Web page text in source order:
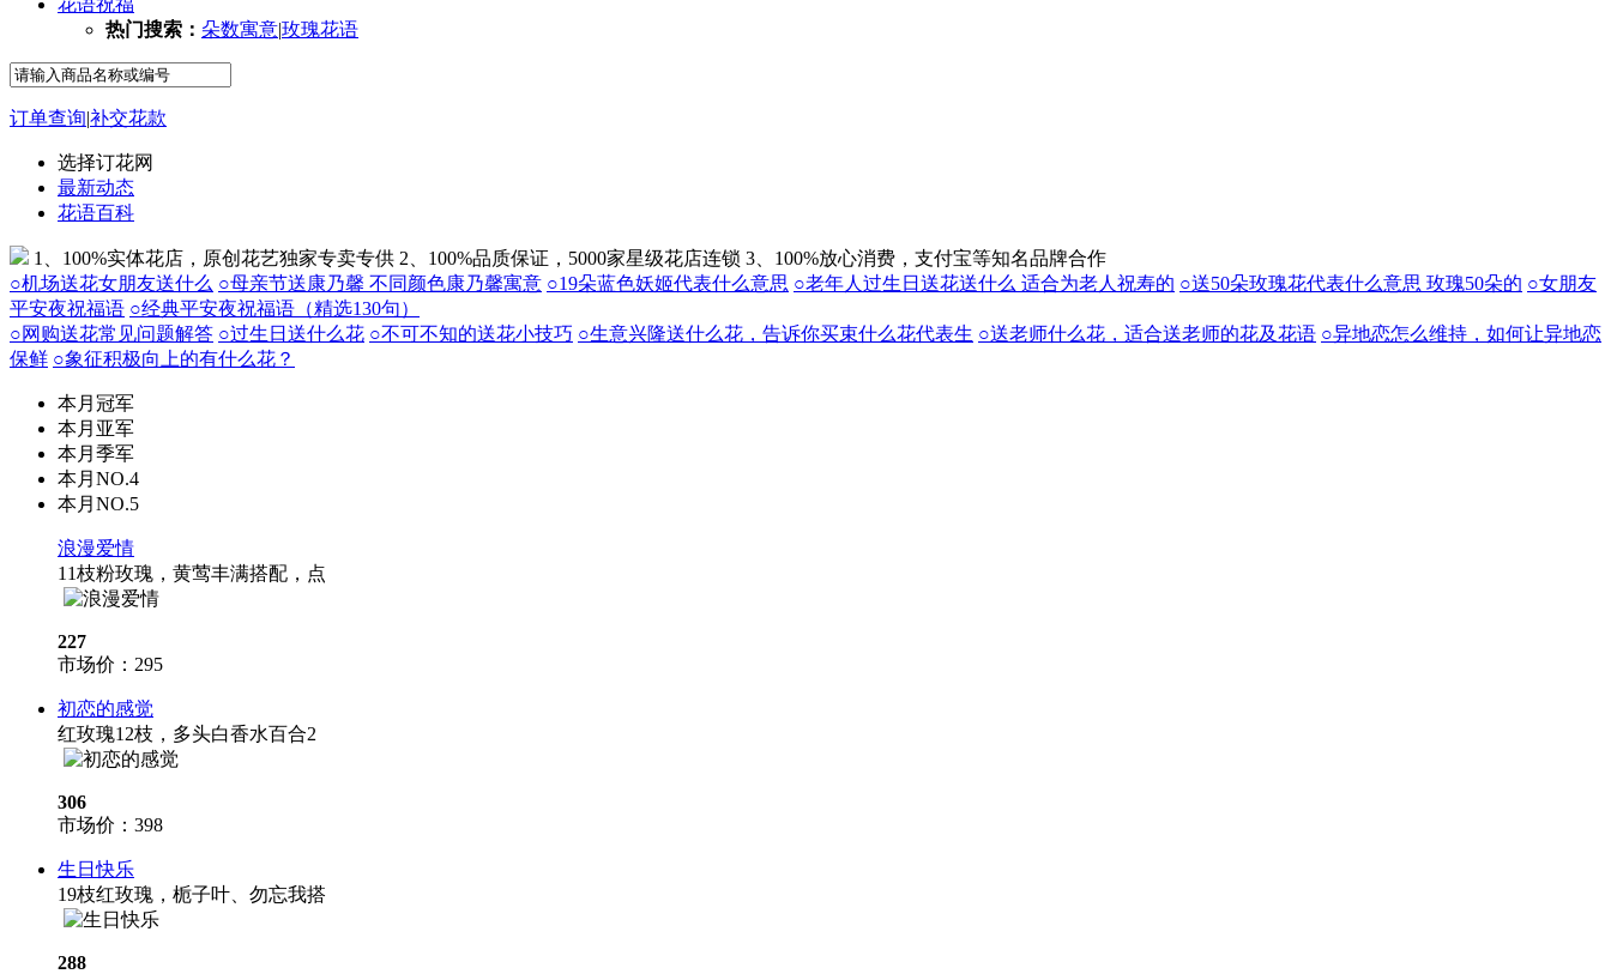
花语祝福
热门搜索： 朵数寓意|玫瑰花语
订单查询|补交花款
选择订花网
最新动态
花语百科
1、100%实体花店，原创花艺独家专卖专供 2、100%品质保证，5000家星级花店连锁 3、100%放心消费，支付宝等知名品牌合作
○机场送花女朋友送什么 ○母亲节送康乃馨 不同颜色康乃馨寓意 ○19朵蓝色妖姬代表什么意思 ○老年人过生日送花送什么 适合为老人祝寿的 ○送50朵玫瑰花代表什么意思 玫瑰50朵的 ○女朋友
平安夜祝福语 ○经典平安夜祝福语（精选130句）
○网购送花常见问题解答 ○过生日送什么花 ○不可不知的送花小技巧 ○生意兴隆送什么花，告诉你买束什么花代表生 ○送老师什么花，适合送老师的花及花语 ○异地恋怎么维持，如何让异地恋
保鲜 ○象征积极向上的有什么花？
本月冠军
本月亚军
本月季军
本月NO.4
本月NO.5
浪漫爱情
11枝粉玫瑰，黄莺丰满搭配，点
227
市场价： 295
初恋的感觉
红玫瑰12枝，多头白香水百合2
306
市场价： 398
生日快乐
19枝红玫瑰，栀子叶、勿忘我搭
288